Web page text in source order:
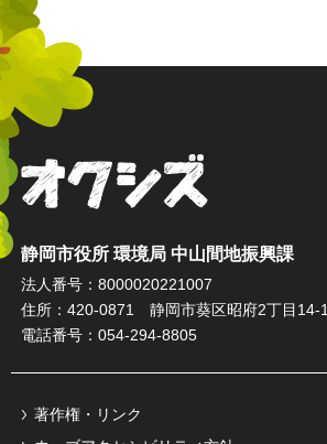
静岡市役所 環境局 中山間地振興課
法人番号：8000020221007
住所：420-0871 静岡市葵区昭府2丁目14-1
電話番号：054-294-8805
著作権・リンク